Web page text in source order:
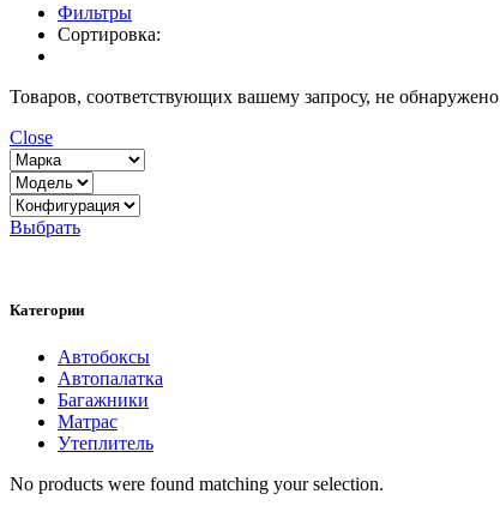
Фильтры
Сортировка:
Товаров, соответствующих вашему запросу, не
Close
Выбрать
Категории
Автобоксы
Автопалатка
Багажники
Матрас
Утеплитель
No products were found matching your selection.